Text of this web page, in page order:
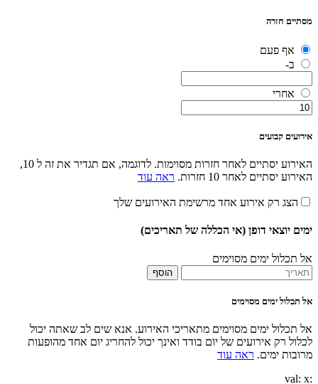
מסתיים חזרה
אף פעם
ב-
אחרי
אירועים קבועים
האירוע יסתיים לאחר חזרות מסוימות. לדוגמה, אם תגדיר את זה ל 10,
האירוע יסתיים לאחר 10 חזרות.
ראה עוד
הצג רק אירוע אחד מרשימת האירועים שלך
ימים יוצאי דופן (אי הכללה של תאריכים)
אל תכלול ימים מסוימים
הוסף
אל תכלול ימים מסוימים
אל תכלול ימים מסוימים מתאריכי האירוע. אנא שים לב שאתה יכול
לכלול רק אירועים של יום בודד ואינך יכול להחריג יום אחד מהופעות
מרובות ימים. ראה עוד
:val:
x